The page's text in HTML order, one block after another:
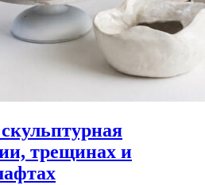
трещинах и